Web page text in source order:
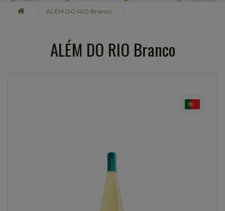
ALÉM DO RIO Branco
ALÉM DO RIO Branco